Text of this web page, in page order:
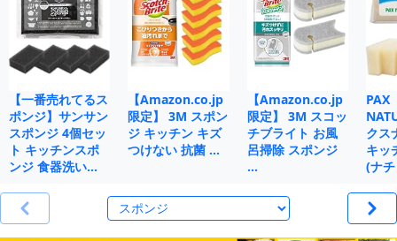
【一番売れてるス
ポンジ】サンサン
スポンジ 4個セッ
ト キッチンスポ
ンジ 食器洗い…
【Amazon.co.jp
限定】 3M スポン
ジ キッチン キズ
つけない 抗菌 …
【Amazon.co.jp
限定】 3M スコッ
チブライト お風
呂掃除 スポンジ
…
PAX
クス
キッ
(ナ